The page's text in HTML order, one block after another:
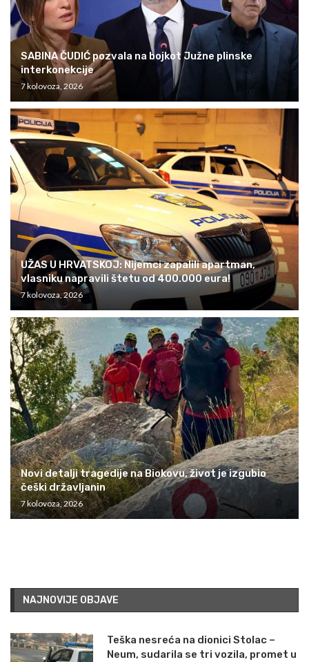
SABINA ČUDIĆ pozvala na bojkot Južne plinske
interkonekcije
7 kolovoza, 2026
UŽAS U HRVATSKOJ: Nijemci zapalili apartman,
vlasniku napravili štetu od 400.000 eura!
7 kolovoza, 2026
Novi detalji tragedije na Biokovu, život je izgubio
češki državljanin
7 kolovoza, 2026
NAJNOVIJE OBJAVE
Teška nesreća na dionici Stolac –
Neum, sudarila se tri vozila, promet u